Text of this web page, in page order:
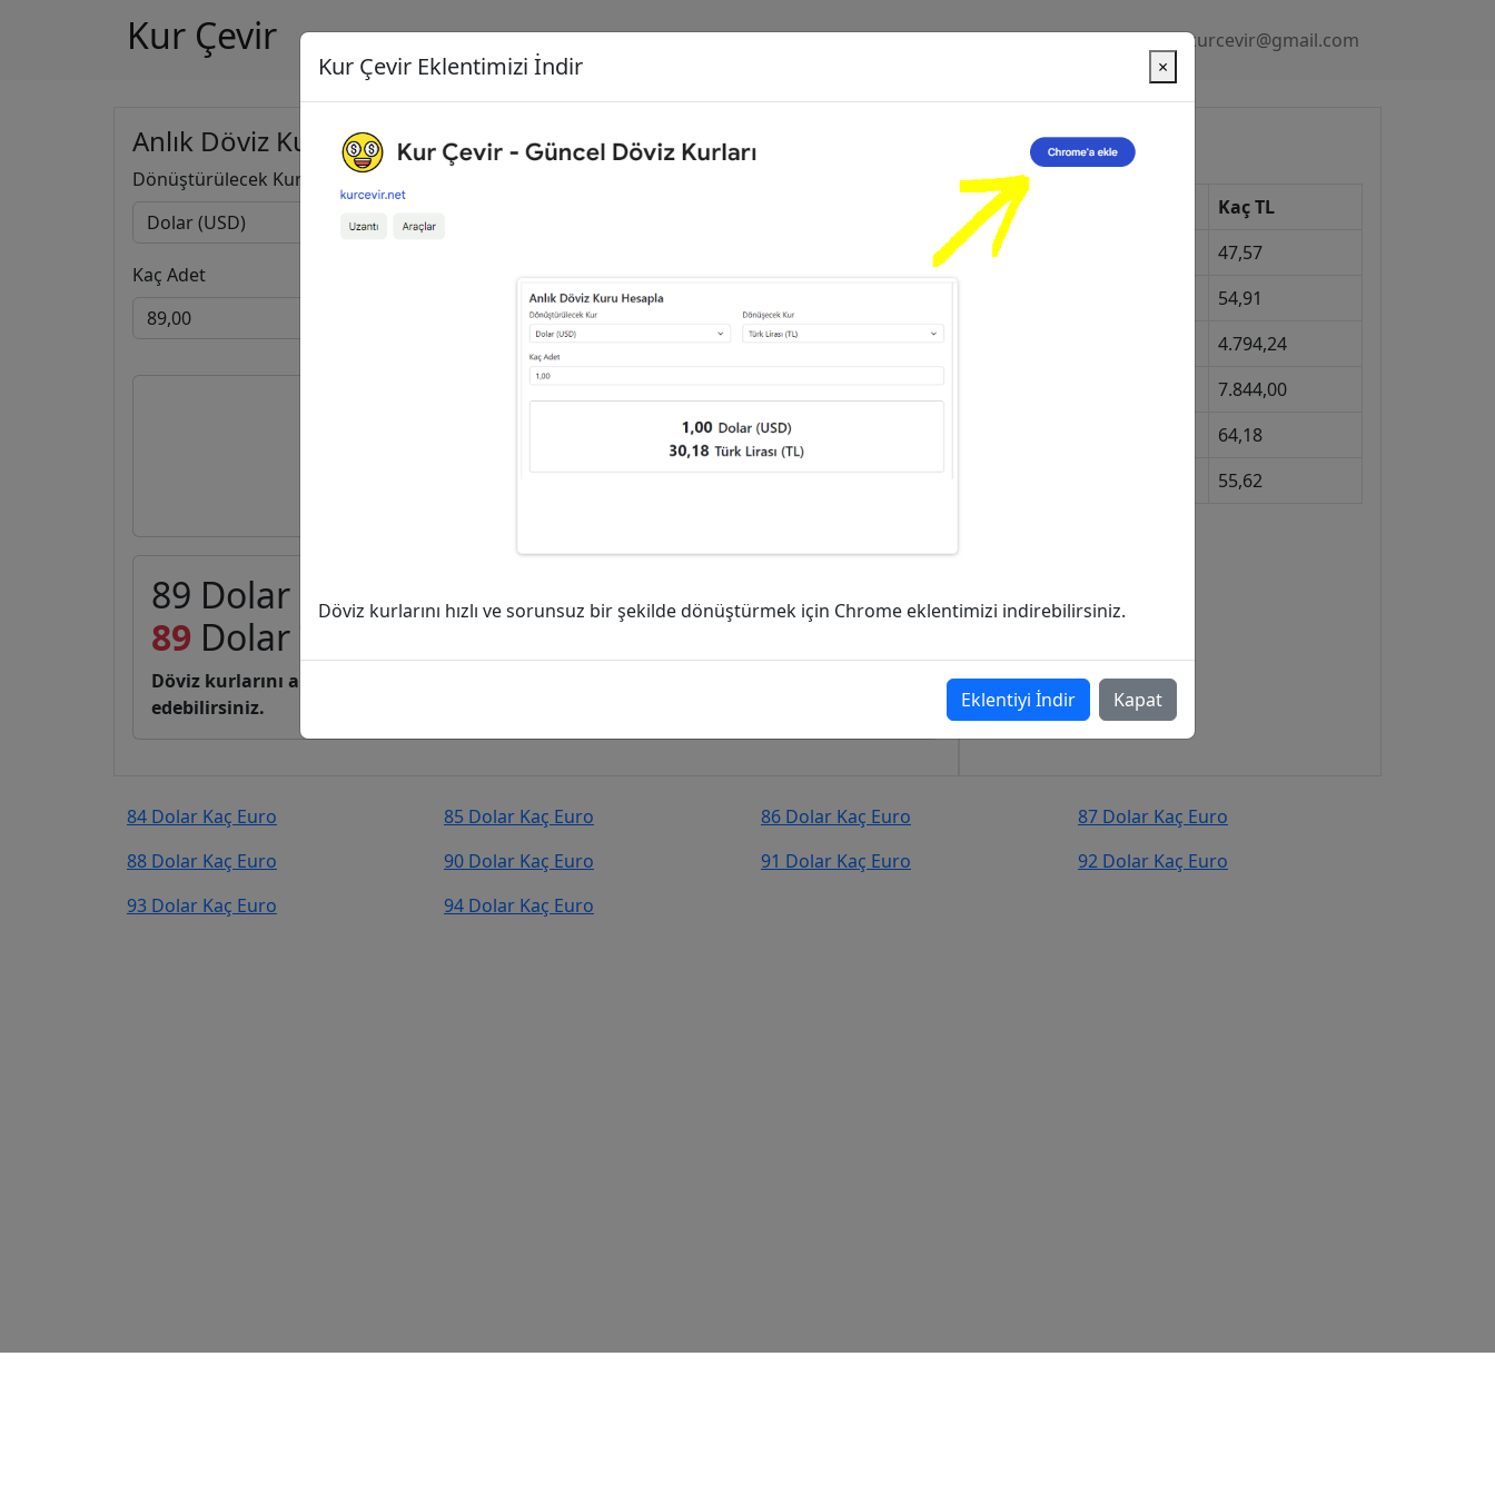
Kur Çevir Gizlilik Politikası kurcevir@gmail.com
Anlık Döviz Kuru Hesapla
Dönüştürülecek Kur
Kaç Adet
Dolar (USD)
89 Dolar (USD) kaç Euro (EUR)?
89 Dolar
Döviz kurlarını anlık, canlı, basit bir şekilde kurcevir.net adresinden takip
edebilirsiniz.
Güncel Kurlar
Kur
Kaç TL
Dolar
47,57
54,91
4.794,24
7.844,00
64,18
55,62
84 Dolar Kaç Euro 85 Dolar Kaç Euro 86 Dolar Kaç Euro
87 Dolar Kaç Euro
88 Dolar Kaç Euro
90 Dolar Kaç Euro 91 Dolar Kaç Euro
92 Dolar Kaç Euro
93 Dolar Kaç Euro
94 Dolar Kaç Euro
Kur Çevir Eklentimizi İndir ×
Döviz kurlarını hızlı ve sorunsuz bir şekilde dönüştürmek için Chrome eklentimizi indirebilirsiniz.
Eklentiyi İndir Kapat